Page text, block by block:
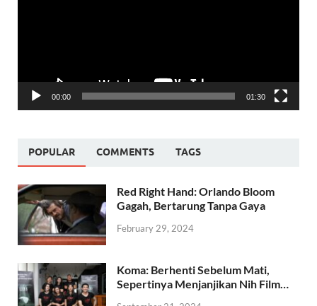
00:00 01:30
POPULAR COMMENTS TAGS
Red Right Hand: Orlando Bloom
Gagah, Bertarung Tanpa Gaya
February 29, 2024
Koma: Berhenti Sebelum Mati,
Sepertinya Menjanjikan Nih Film…